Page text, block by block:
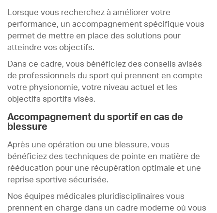
Lorsque vous recherchez à améliorer votre
performance, un accompagnement spécifique vous
permet de mettre en place des solutions pour
atteindre vos objectifs.
Dans ce cadre, vous bénéficiez des conseils avisés
de professionnels du sport qui prennent en compte
votre physionomie, votre niveau actuel et les
objectifs sportifs visés.
Accompagnement du sportif en cas de
blessure
Après une opération ou une blessure, vous
bénéficiez des techniques de pointe en matière de
rééducation pour une récupération optimale et une
reprise sportive sécurisée.
Nos équipes médicales pluridisciplinaires vous
prennent en charge dans un cadre moderne où vous